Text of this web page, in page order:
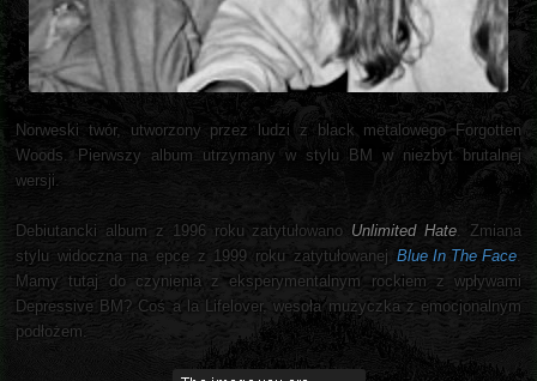
Norweski twór, utworzony przez ludzi z black metalowego Forgotten
Woods. Pierwszy album utrzymany w stylu BM w niezbyt brutalnej
wersji.
Debiutancki album z 1996 roku zatytułowano Unlimited Hate. Zmiana
stylu widoczna na epce z 1999 roku zatytułowanej Blue In The Face.
Mamy tutaj do czynienia z eksperymentalnym rockiem z wpływami
Depressive BM? Coś a la Lifelover, wesoła muzyczka z emocjonalnym
podłożem.